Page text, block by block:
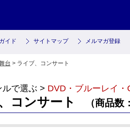
イド サイトマップ メルマガ登録
台 > ライブ、コンサート
で選ぶ > DVD・ブルーレイ・
コンサート （商品数